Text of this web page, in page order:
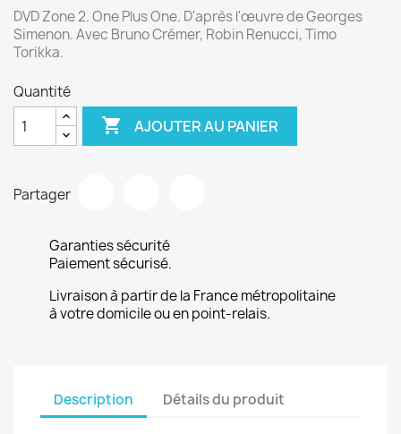
DVD Zone 2. One Plus One. D'après l'œuvre de Georges
Simenon. Avec Bruno Crémer, Robin Renucci, Timo
Torikka.
Quantité
 AJOUTER AU PANIER
Partager
Garanties sécurité
Paiement sécurisé.
Livraison à partir de la France métropolitaine
à votre domicile ou en point-relais.
Description Détails du produit